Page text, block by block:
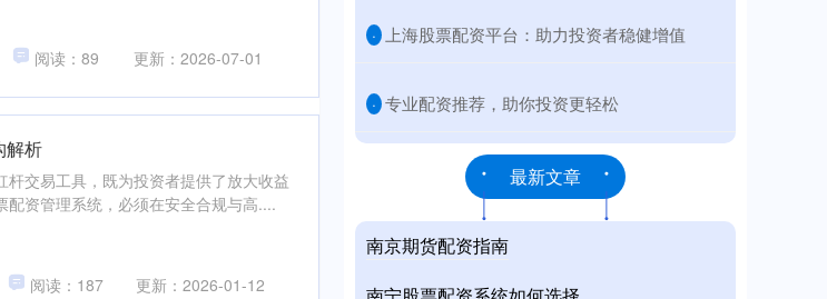
阅读：89 更新：2026-07-01
解析
交易工具，既为投资者提供了放大收益
资管理系统，必须在安全合规与高....
阅读：187 更新：2026-01-12
· ​上海股票配资平台：助力投资者稳健增值
· ​专业配资推荐，助你投资更轻松
最新文章
南京期货配资指南